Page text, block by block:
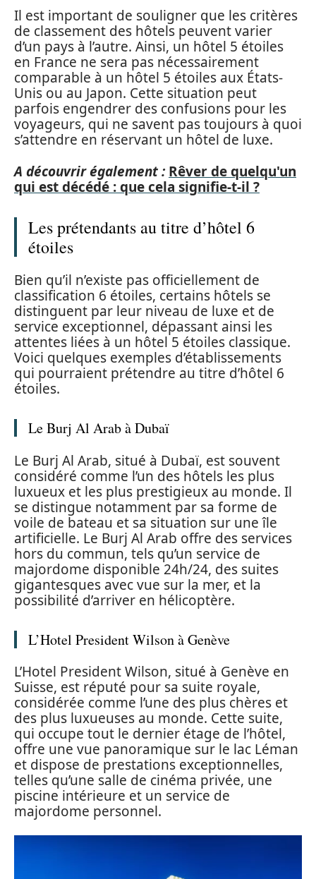
Il est important de souligner que les critères
de classement des hôtels peuvent varier
d’un pays à l’autre. Ainsi, un hôtel 5 étoiles
en France ne sera pas nécessairement
comparable à un hôtel 5 étoiles aux États-
Unis ou au Japon. Cette situation peut
parfois engendrer des confusions pour les
voyageurs, qui ne savent pas toujours à quoi
s’attendre en réservant un hôtel de luxe.
A découvrir également : Rêver de quelqu'un
qui est décédé : que cela signifie-t-il ?
Les prétendants au titre d’hôtel 6
étoiles
Bien qu’il n’existe pas officiellement de
classification 6 étoiles, certains hôtels se
distinguent par leur niveau de luxe et de
service exceptionnel, dépassant ainsi les
attentes liées à un hôtel 5 étoiles classique.
Voici quelques exemples d’établissements
qui pourraient prétendre au titre d’hôtel 6
étoiles.
Le Burj Al Arab à Dubaï
Le Burj Al Arab, situé à Dubaï, est souvent
considéré comme l’un des hôtels les plus
luxueux et les plus prestigieux au monde. Il
se distingue notamment par sa forme de
voile de bateau et sa situation sur une île
artificielle. Le Burj Al Arab offre des services
hors du commun, tels qu’un service de
majordome disponible 24h/24, des suites
gigantesques avec vue sur la mer, et la
possibilité d’arriver en hélicoptère.
L’Hotel President Wilson à Genève
L’Hotel President Wilson, situé à Genève en
Suisse, est réputé pour sa suite royale,
considérée comme l’une des plus chères et
des plus luxueuses au monde. Cette suite,
qui occupe tout le dernier étage de l’hôtel,
offre une vue panoramique sur le lac Léman
et dispose de prestations exceptionnelles,
telles qu’une salle de cinéma privée, une
piscine intérieure et un service de
majordome personnel.